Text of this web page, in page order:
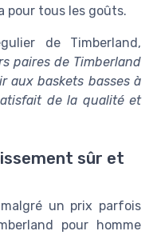
pour tous les goûts.
de Timberland,
paires de Timberland
aux baskets basses à
de la qualité et
sûr et
un prix parfois
pour homme